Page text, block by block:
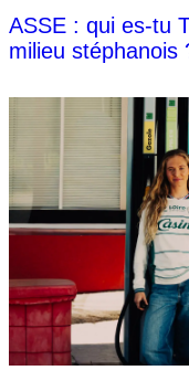
ASSE : qui es-tu
milieu stéphanois